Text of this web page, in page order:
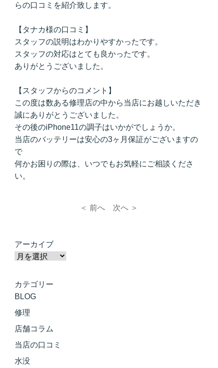
らの口コミを紹介致します。
【タナカ様の口コミ】
スタッフの説明はわかりやすかったです。
スタッフの対応はとても良かったです。
ありがとうございました。
【スタッフからのコメント】
この度は数ある修理店の中から当店にお越しいただき
誠にありがとうございました。
その後のiPhone11の調子はいかがでしょうか。
当店のバッテリーは安心の3ヶ月保証がございますの
で
何かお困りの際は、いつでもお気軽にご相談くださ
い。
＜ 前へ 次へ ＞
アーカイブ
カテゴリー
BLOG
修理
店舗コラム
当店の口コミ
水没